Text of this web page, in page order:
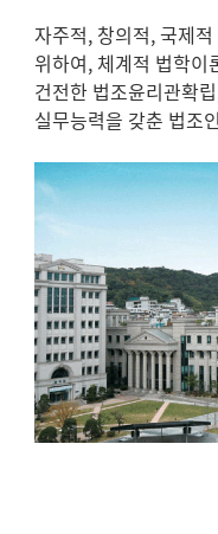
자주적, 창의적, 국제
위하여, 체계적 법학이
건전한 법조윤리관확
실무능력을 갖춘 법조